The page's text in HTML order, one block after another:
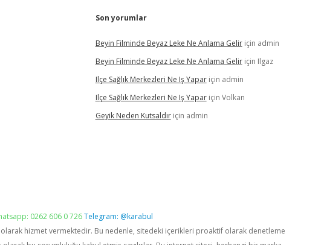
Son yorumlar
Beyin Filminde Beyaz Leke Ne Anlama Geliriçin admin
Beyin Filminde Beyaz Leke Ne Anlama Geliriçin Ilgaz
Ilçe Sağlık Merkezleri Ne Iş Yapariçin admin
Ilçe Sağlık Merkezleri Ne Iş Yapariçin Volkan
Geyik Neden Kutsaldıriçin admin
0262 606 0 726Telegram: @karabul
olarak hizmet vermektedir. Bu nedenle, sitedeki içerikleri proaktif olarak denetleme